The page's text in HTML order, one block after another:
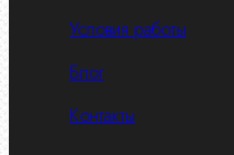
Условия работы
Блог
Контакты